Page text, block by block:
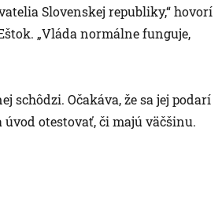
Slovenskej republiky,“ hovorí
„Vláda normálne funguje,
schôdzi. Očakáva, že sa jej podarí
otestovať, či majú väčšinu.